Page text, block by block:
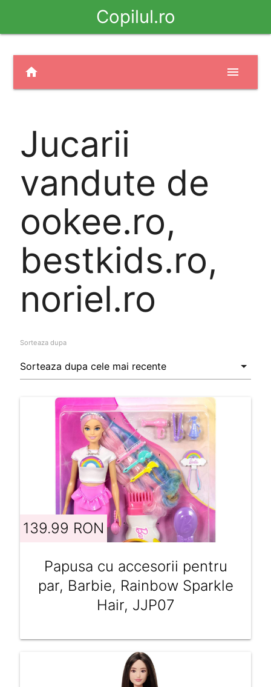
Copilul.ro
home menu
Jucarii
vandute de
ookee.ro,
bestkids.ro,
noriel.ro
Sorteaza dupa
139.99 RON
Papusa cu accesorii pentru
par, Barbie, Rainbow Sparkle
Hair, JJP07